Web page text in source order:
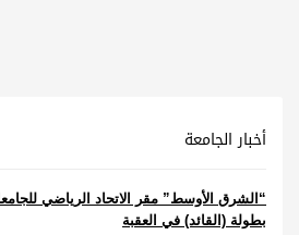
أخبار الجامعة
“الشرق الأوسط” مقر الاتحاد الرياضي
بطولة (القائد) في العقبة